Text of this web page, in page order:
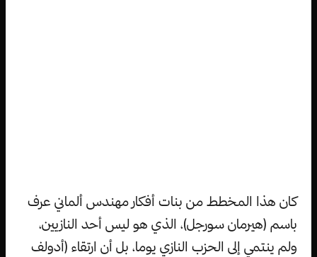
كان هذا المخطط من بنات أفكار مهندس ألماني عرف
باسم (هيرمان سورجل)، الذي هو ليس أحد النازيين،
ولم ينتمي إلى الحزب النازي يوما، بل أن ارتقاء (أدولف